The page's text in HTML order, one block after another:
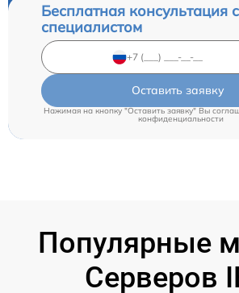
Бесплатная консультация
специалистом
Оставить заявку
Нажимая на кнопку "Оставить заявку" Вы
конфиденциальности
Популярные
Серверов